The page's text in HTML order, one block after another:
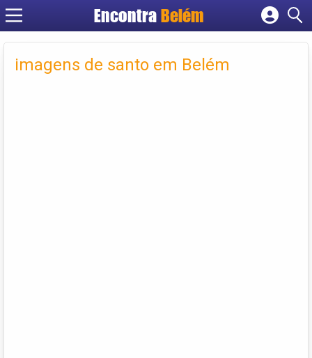
EncontraBelém
Cadastrar empresa
Criar conta
imagens de santo em Belém